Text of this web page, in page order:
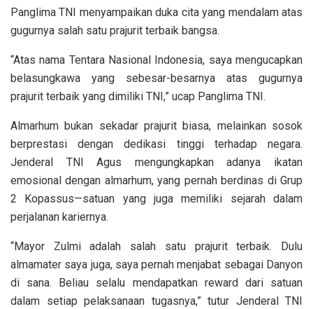
Panglima TNI menyampaikan duka cita yang mendalam atas
gugurnya salah satu prajurit terbaik bangsa.
“Atas nama Tentara Nasional Indonesia, saya mengucapkan
belasungkawa yang sebesar-besarnya atas gugurnya
prajurit terbaik yang dimiliki TNI,” ucap Panglima TNI.
Almarhum bukan sekadar prajurit biasa, melainkan sosok
berprestasi dengan dedikasi tinggi terhadap negara.
Jenderal TNI Agus mengungkapkan adanya ikatan
emosional dengan almarhum, yang pernah berdinas di Grup
2 Kopassus—satuan yang juga memiliki sejarah dalam
perjalanan kariernya.
“Mayor Zulmi adalah salah satu prajurit terbaik. Dulu
almamater saya juga, saya pernah menjabat sebagai Danyon
di sana. Beliau selalu mendapatkan reward dari satuan
dalam setiap pelaksanaan tugasnya,” tutur Jenderal TNI